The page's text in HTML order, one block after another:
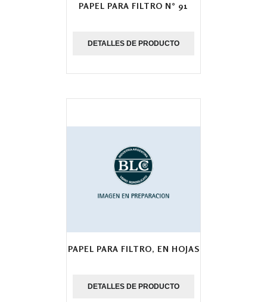
PAPEL PARA FILTRO N° 91
DETALLES DE PRODUCTO
PAPEL PARA FILTRO, EN HOJAS
DETALLES DE PRODUCTO